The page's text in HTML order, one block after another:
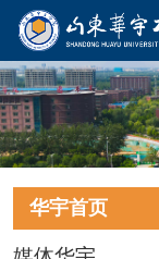
华宇首页